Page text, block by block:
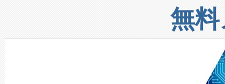
上げおよび商用化段階におけ
設備整備および立ち上げ調整
加組織は、Enzeneのバイオ
選定された製品について、自
増加しているデータセンター
る電力網に大きな負担をかけ
事業者の負担軽減という課題
系統連系を迅速にし、ピーク
リューション「Avia 2」を発
したAvia 2は、1,000メート
狭視野のFOVを切り替えるこ
ケーブル、枝などの細かな対
無